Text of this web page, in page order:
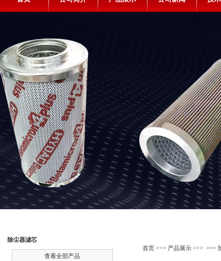
首页>>> 产品展示>>> >>>
除尘器滤芯
查看全部产品